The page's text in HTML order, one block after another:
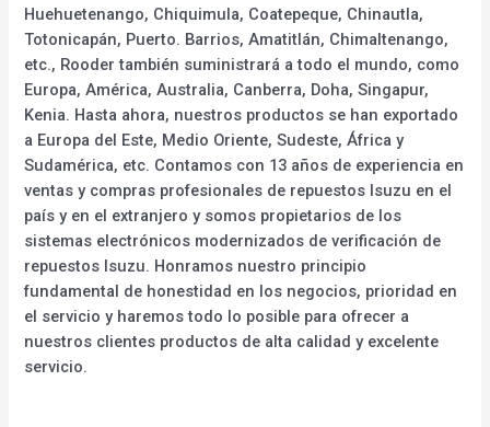
Huehuetenango, Chiquimula, Coatepeque, Chinautla,
Totonicapán, Puerto. Barrios, Amatitlán, Chimaltenango,
etc., Rooder también suministrará a todo el mundo, como
Europa, América, Australia, Canberra, Doha, Singapur,
Kenia. Hasta ahora, nuestros productos se han exportado
a Europa del Este, Medio Oriente, Sudeste, África y
Sudamérica, etc. Contamos con 13 años de experiencia en
ventas y compras profesionales de repuestos Isuzu en el
país y en el extranjero y somos propietarios de los
sistemas electrónicos modernizados de verificación de
repuestos Isuzu. Honramos nuestro principio
fundamental de honestidad en los negocios, prioridad en
el servicio y haremos todo lo posible para ofrecer a
nuestros clientes productos de alta calidad y excelente
servicio.